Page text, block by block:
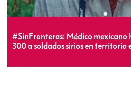
#SinFronteras: Médico mexicano
300 a soldados sirios en territorio